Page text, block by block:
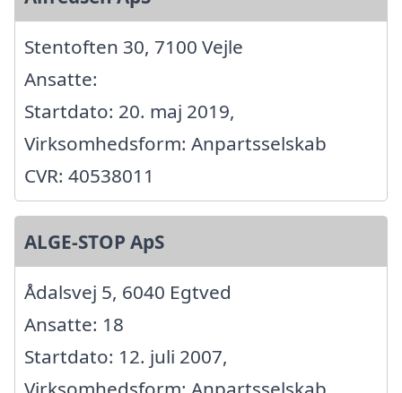
Stentoften 30, 7100 Vejle
Ansatte:
Startdato: 20. maj 2019,
Virksomhedsform: Anpartsselskab
CVR: 40538011
ALGE-STOP ApS
Ådalsvej 5, 6040 Egtved
Ansatte: 18
Startdato: 12. juli 2007,